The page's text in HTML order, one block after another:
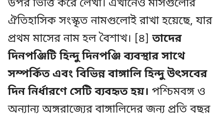
উপর ভিত্তি করে লেখা। এখানেও মাসগুলোর
ঐতিহাসিক সংস্কৃত নামগুলোই রাখা হয়েছে, যার
প্রথম মাসের নাম হল বৈশাখ। [৪]তাদের
দিনপঞ্জিটি হিন্দু দিনপঞ্জি ব্যবস্থার সাথে
সম্পর্কিত এবং বিভিন্ন বাঙ্গালি হিন্দু উৎসবের
দিন নির্ধারণে সেটি ব্যবহৃত হয়। পশ্চিমবঙ্গ ও
অন্যান্য অঙ্গরাজ্যের বাঙ্গালিদের জন্য প্রতি বছর